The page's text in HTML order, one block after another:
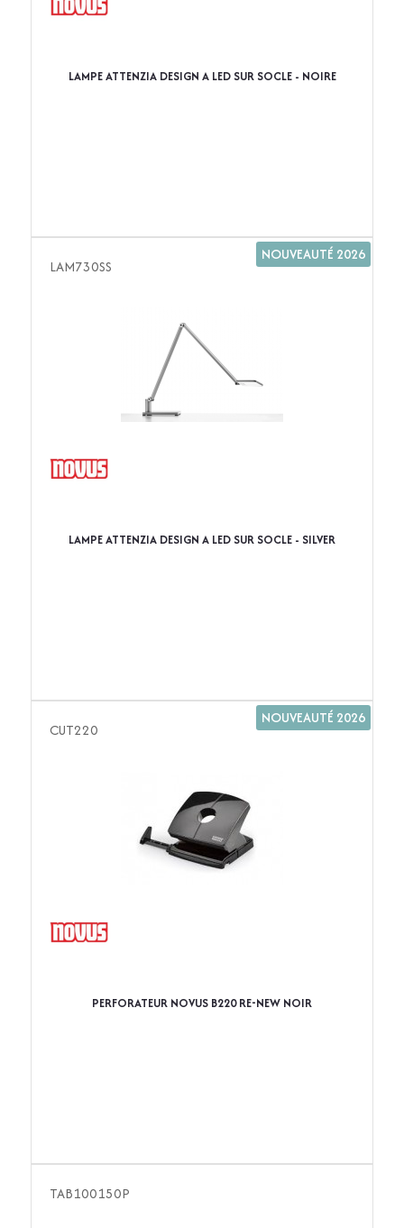
LAMPE ATTENZIA DESIGN A LED SUR SOCLE - NOIRE
LAM730SS
NOUVEAUTÉ 2026
LAMPE ATTENZIA DESIGN A LED SUR SOCLE - SILVER
CUT220
NOUVEAUTÉ 2026
PERFORATEUR NOVUS B220 RE-NEW NOIR
TAB100150P